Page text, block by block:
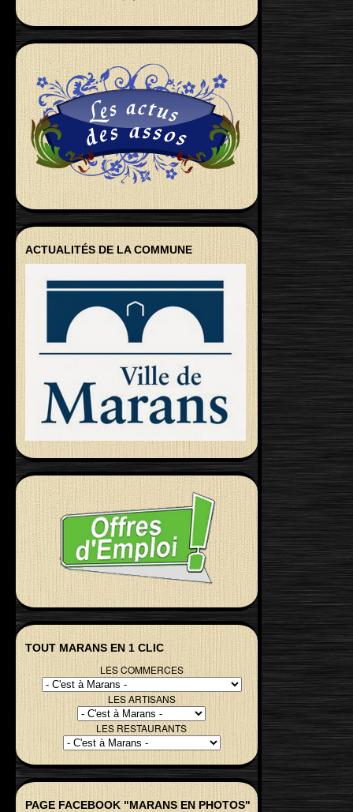
ACTUALITÉS DE LA COMMUNE
TOUT MARANS EN 1 CLIC
LES COMMERCES
LES ARTISANS
LES RESTAURANTS
PAGE FACEBOOK "MARANS EN PHOTOS"